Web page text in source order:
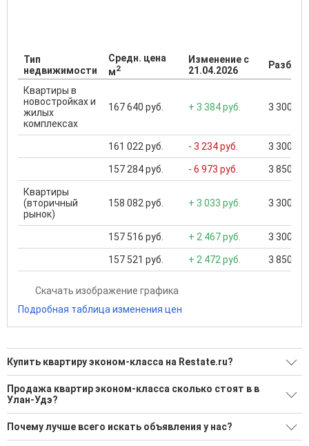
Тип
недвижимости
Средн. цена
м2
Изменение с
21.04.2026
Квартиры в
новостройках и
жилых
комплексах
167 640 руб. + 3 384 руб. 3 300
161 022 руб. - 3 234 руб. 3 300
157 284 руб. - 6 973 руб. 3 850
Квартиры
(вторичный
рынок)
158 082 руб. + 3 033 руб. 3 300
157 516 руб. + 2 467 руб. 3 300
157 521 руб. + 2 472 руб. 3 850
Скачать изображение графика
Подробная таблица изменения цен
Купить квартиру эконом-класса на Restate.ru?
41 актуальное и проверенное объявление
Воспользуйтесь нашим поиском по новостройкам, для
подбора подходящего вам варианта
Продажа квартир эконом-класса сколько стоят в в
Улан-Удэ?
Средняя площадь: 48.5 кв.м.
Почему лучше всего искать объявления у нас?